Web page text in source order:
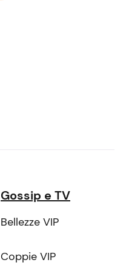
Gossip e TV
Bellezze VIP
Coppie VIP